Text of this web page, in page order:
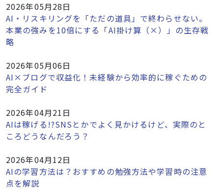
2026年05月28日
AI・リスキリングを「ただの道具」で終わらせない。
本業の強みを10倍にする「AI掛け算（×）」の生存戦
略
2026年05月06日
AI×ブログで収益化！未経験から効率的に稼ぐための
完全ガイド
2026年04月21日
AIは稼げる!?SNSとかでよく見かけるけど、実際のと
ころどうなんだろう？
2026年04月12日
AIの学習方法は？おすすめの勉強方法や学習時の注意
点を解説